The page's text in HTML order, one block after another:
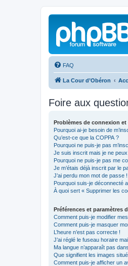
FAQ
La Cour d’Obéron
Foire aux
Problèmes de connexion et
Pourquoi ai-je besoin de
Qu’est-ce que la COPPA ?
Pourquoi ne puis-je pas
Je suis inscrit mais je ne
Pourquoi ne puis-je pas me
Je m’étais déjà inscrit par le
J’ai perdu mon mot de passe !
Pourquoi suis-je déconnecté
À quoi sert « Supprimer les
Préférences et paramètres
Comment puis-je modifier
Comment puis-je masquer
L’heure n’est pas correcte !
J’ai réglé le fuseau horaire
Ma langue n’apparaît pas
Que signifient les images
Comment puis-je afficher un